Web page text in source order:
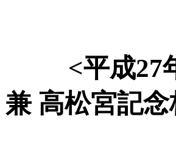
<平成27
兼 高松宮記